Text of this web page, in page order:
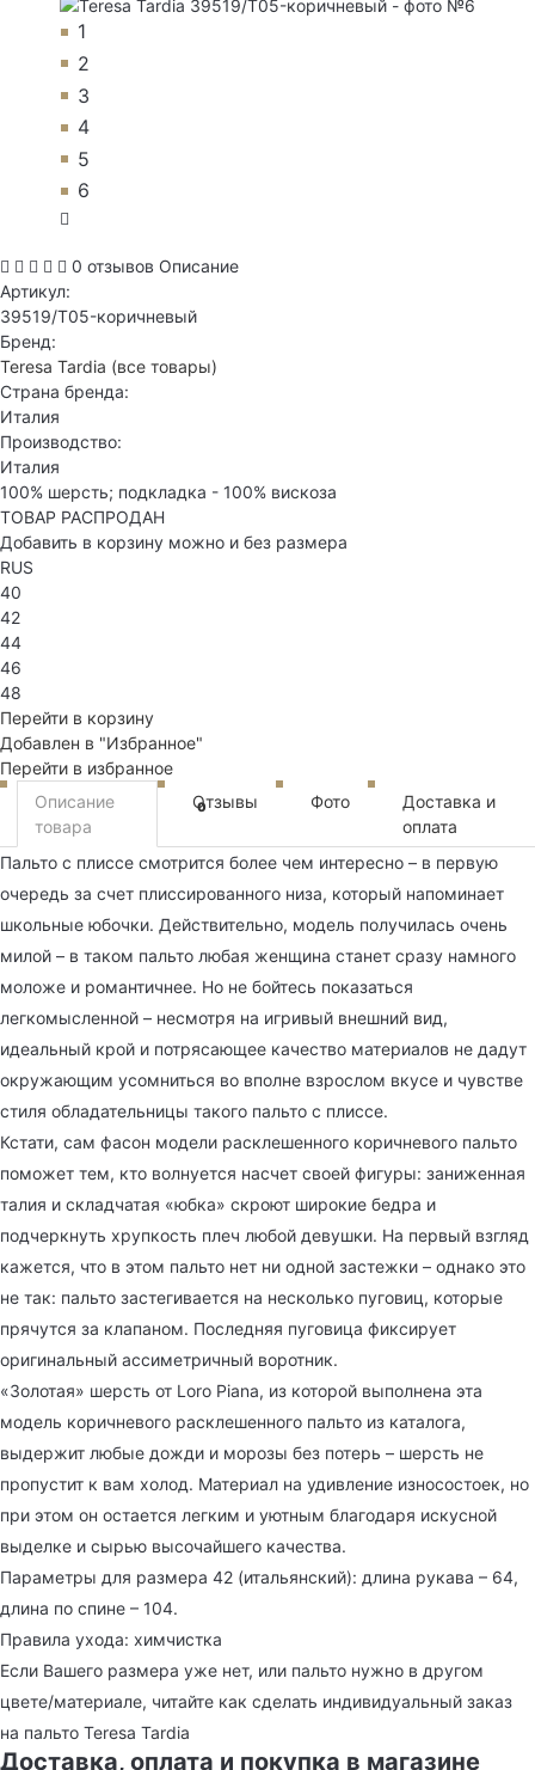
1
2
3
4
5
6
0 отзывов Описание
Артикул:
39519/T05-коричневый
Бренд:
Teresa Tardia (все товары)
Страна бренда:
Италия
Производство:
Италия
100% шерсть; подкладка - 100% вискоза
ТОВАР РАСПРОДАН
Добавить в корзину можно и без размера
RUS
40
42
44
46
48
Перейти в корзину
Добавлен в "Избранное"
Перейти в избранное
Описание
товара
Отзывы
0 Фото
Доставка и
оплата
Пальто с плиссе смотрится более чем интересно – в первую
очередь за счет плиссированного низа, который напоминает
школьные юбочки. Действительно, модель получилась очень
милой – в таком пальто любая женщина станет сразу намного
моложе и романтичнее. Но не бойтесь показаться
легкомысленной – несмотря на игривый внешний вид,
идеальный крой и потрясающее качество материалов не дадут
окружающим усомниться во вполне взрослом вкусе и чувстве
стиля обладательницы такого пальто с плиссе.
Кстати, сам фасон модели расклешенного коричневого пальто
поможет тем, кто волнуется насчет своей фигуры: заниженная
талия и складчатая «юбка» скроют широкие бедра и
подчеркнуть хрупкость плеч любой девушки. На первый взгляд
кажется, что в этом пальто нет ни одной застежки – однако это
не так: пальто застегивается на несколько пуговиц, которые
прячутся за клапаном. Последняя пуговица фиксирует
оригинальный ассиметричный воротник.
«Золотая» шерсть от Loro Piana, из которой выполнена эта
модель коричневого расклешенного пальто из каталога,
выдержит любые дожди и морозы без потерь – шерсть не
пропустит к вам холод. Материал на удивление износостоек, но
при этом он остается легким и уютным благодаря искусной
выделке и сырью высочайшего качества.
Параметры для размера 42 (итальянский): длина рукава – 64,
длина по спине – 104.
Правила ухода: химчистка
Если Вашего размера уже нет, или пальто нужно в другом
цвете/материале, читайте как сделать индивидуальный заказ
на пальто Teresa Tardia
Доставка, оплата и покупка в магазине